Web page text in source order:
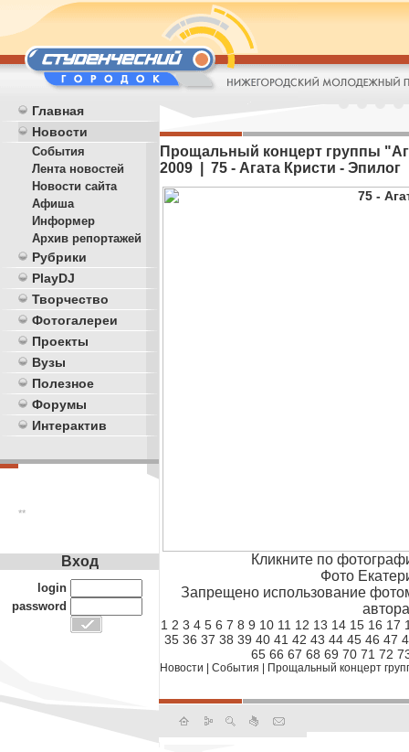
Главная
Новости
События
Лента новостей
Новости сайта
Афиша
Информер
Архив репортажей
Рубрики
PlayDJ
Творчество
Фотогалереи
Проекты
Вузы
Полезное
Форумы
Интерактив
**
Прощальный концерт группы
2009 | 75 - Агата Кристи - Эпилог
Кликните по
Фото
Запрещено использование
1 2 3 4 5 6 7 8 9 10 11 12 13 14 15 16 17
35 36 37 38 39 40 41 42 43 44 45 46 47
65 66 67 68 69 70 71 72
Новости События Прощальный концерт
Вход
login
password